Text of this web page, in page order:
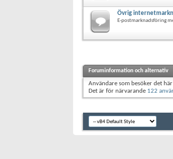
Övrig
E-postmarknadsföring
Foruminformation och alternativ
Användare som besöker det
Det är för närvarande 122